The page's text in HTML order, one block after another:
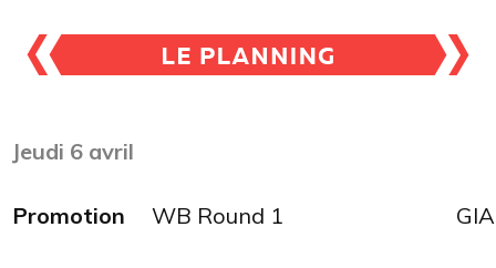
Jeudi 6 avril
Promotion WB Round 1 GIA